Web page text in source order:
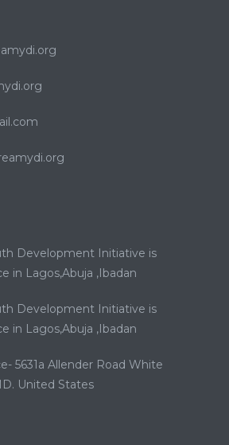
Development Initiative is
in Lagos,Abuja ,Ibadan
Development Initiative is
in Lagos,Abuja ,Ibadan
5631a Allender Road White
United States